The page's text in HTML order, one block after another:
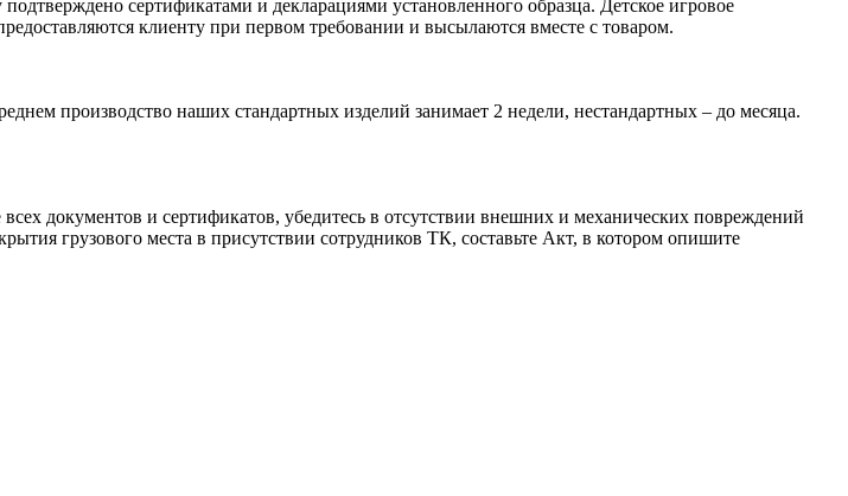
сертификатами и декларациями установленного образца. Детское игровое
клиенту при первом требовании и высылаются вместе с товаром.
производство наших стандартных изделий занимает 2 недели, нестандартных – до месяца.
документов и сертификатов, убедитесь в отсутствии внешних и механических повреждений
грузового места в присутствии сотрудников ТК, составьте Акт, в котором опишите